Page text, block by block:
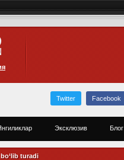
Twitter Facebook
Эксклюзив Блог
turadi